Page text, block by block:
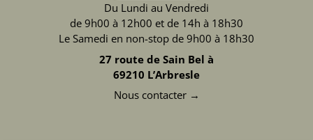
Du Lundi au Vendredi
de 9h00 à 12h00 et de 14h à 18h30
Le Samedi en non-stop de 9h00 à 18h30
27 route de Sain Bel à
69210 L’Arbresle
Nous contacter →